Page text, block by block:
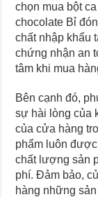
chọn mua bột
chocolate Bỉ
chất nhập khẩu
chứng nhận an
tâm khi mua
Bên cạnh đó,
sự hài lòng của
của cửa hàng
phẩm luôn
chất lượng sản
phí. Đảm bảo,
hàng những